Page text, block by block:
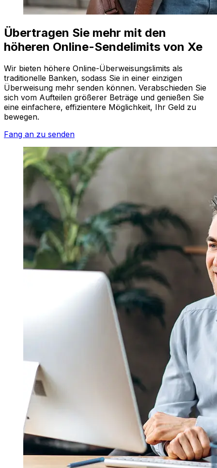
Übertragen Sie mehr mit den
höheren Online-Sendelimits von Xe
Wir bieten höhere Online-Überweisungslimits als
traditionelle Banken, sodass Sie in einer einzigen
Überweisung mehr senden können. Verabschieden Sie
sich vom Aufteilen größerer Beträge und genießen Sie
eine einfachere, effizientere Möglichkeit, Ihr Geld zu
bewegen.
Fang an zu senden